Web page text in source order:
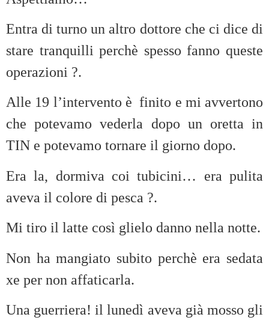
Entra di turno un altro dottore che ci dice di
stare tranquilli perchè spesso fanno queste
operazioni ?.
Alle 19 l’intervento è finito e mi avvertono
che potevamo vederla dopo un oretta in
TIN e potevamo tornare il giorno dopo.
Era la, dormiva coi tubicini… era pulita
aveva il colore di pesca ?.
Mi tiro il latte così glielo danno nella notte.
Non ha mangiato subito perchè era sedata
xe per non affaticarla.
Una guerriera! il lunedì aveva già mosso gli